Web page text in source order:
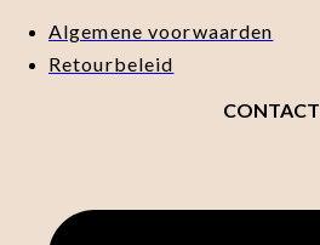
Algemene voorwaarden
Retourbeleid
CONTACT